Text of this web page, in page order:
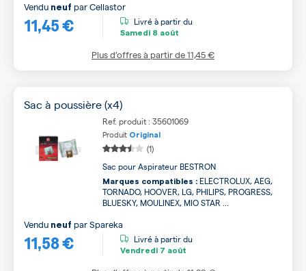
11,45 €
Vendu neuf parCellastor
Livré à partir du
Samedi 8 août
Plus d’offres à partir de11,45 €
Sac à poussière (x4)
Ref. produit : 35601069
Produit Original
(1)
Sac pour Aspirateur BESTRON
Marques compatibles : ELECTROLUX, AEG,
TORNADO, HOOVER, LG, PHILIPS, PROGRESS,
BLUESKY, MOULINEX, MIO STAR ...
11,58 €
Vendu neuf parSpareka
Livré à partir du
Vendredi 7 août